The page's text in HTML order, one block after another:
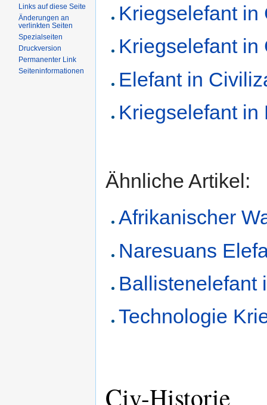
Kriegselefant in
Kriegselefant in
Elefant in
Kriegselefant in
Ähnliche Artikel:
Afrikanischer
Naresuans
Ballistenelefant
Technologie
Civ-Historie
Links auf diese Seite
Änderungen an
verlinkten Seiten
Spezialseiten
Druckversion
Permanenter Link
Seiten­informationen